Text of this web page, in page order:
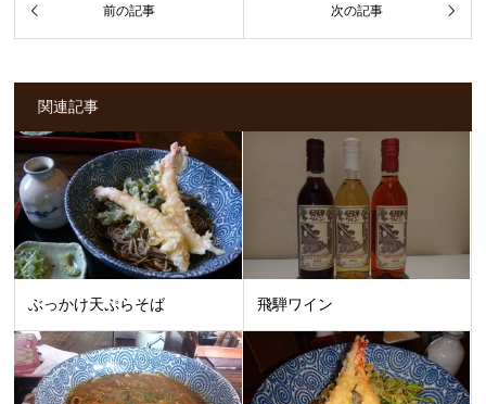
関連記事
ぶっかけ天ぷらそば 飛騨ワイン